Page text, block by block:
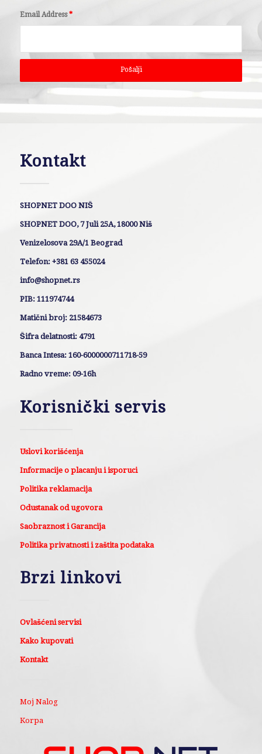
Email Address*
Kontakt
SHOPNET DOO NIŠ
SHOPNET DOO, 7 Juli 25A, 18000 Niš
Venizelosova 29A/1 Beograd
Telefon: +381 63 455024
info@shopnet.rs
PIB: 111974744
Matični broj: 21584673
Šifra delatnosti: 4791
Banca Intesa: 160-6000000711718-59
Radno vreme: 09-16h
Korisnički servis
Uslovi korišćenja
Informacije o placanju i isporuci
Politika reklamacija
Odustanak od ugovora
Saobraznost i Garancija
Politika privatnosti i zaštita podataka
Brzi linkovi
Ovlašćeni servisi
Kako kupovati
Kontakt
Moj Nalog
Korpa